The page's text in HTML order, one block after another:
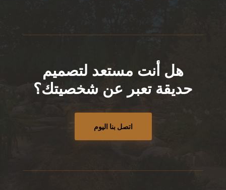
هل أنت مستعد لتصميم
حديقة تعبر عن شخصيتك؟
اتصل بنا اليوم